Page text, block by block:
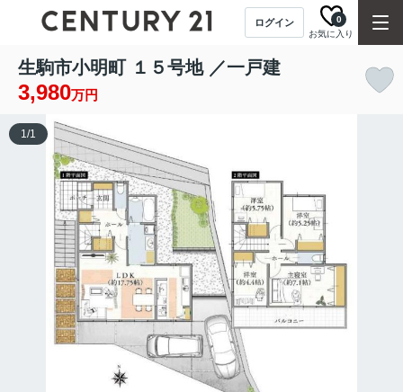
ログイン
お気に入り
0
生駒市小明町 １５号地 ／一戸建
3,980万円
1/1